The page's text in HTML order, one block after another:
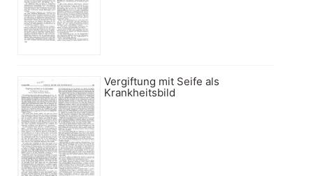
Vergiftung mit Seife als
Krankheitsbild